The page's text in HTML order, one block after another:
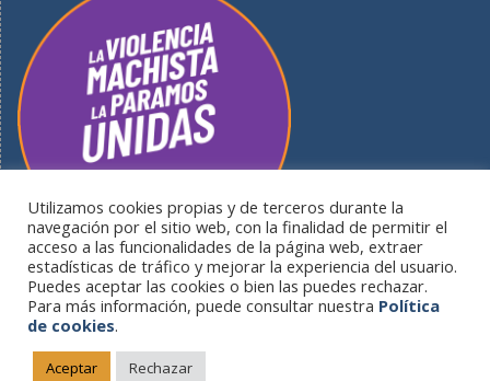
Ayuntamiento S/N - 34880 Guardo (Palencia) |
Utilizamos cookies propias y de terceros durante la
navegación por el sitio web, con la finalidad de permitir el
acceso a las funcionalidades de la página web, extraer
estadísticas de tráfico y mejorar la experiencia del usuario.
Puedes aceptar las cookies o bien las puedes rechazar.
Para más información, puede consultar nuestra Política
de cookies.
Aceptar Rechazar